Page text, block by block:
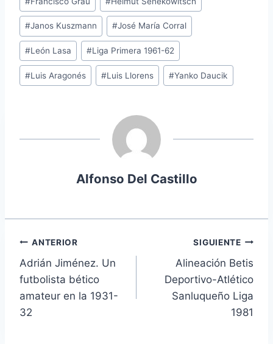
#Janos Kuszmann #José María Corral
#León Lasa #Liga Primera 1961-62
#Luis Aragonés #Luis Llorens #Yanko Daucik
Alfonso Del Castillo
Navegación
de
entradas
ANTERIOR
Adrián Jiménez. Un
futbolista bético
amateur en la 1931-
32
SIGUIENTE
Alineación Betis
Deportivo-Atlético
Sanluqueño Liga
1981